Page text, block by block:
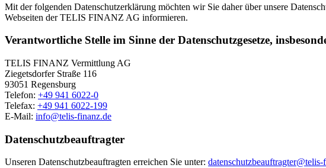
Mit der folgenden Datenschutzerklärung möchten wir Sie daher über unsere
Webseiten der TELIS FINANZ AG informieren.
Verantwortliche Stelle im Sinne der Datenschutzgesetze,
TELIS FINANZ Vermittlung AG
Ziegetsdorfer Straße 116
93051 Regensburg
Telefon: +49 941 6022-0
Telefax: +49 941 6022-199
E-Mail: info@telis-finanz.de
Datenschutzbeauftragter
Unseren Datenschutzbeauftragten erreichen Sie unter: datenschutzbeauftragter@telis-